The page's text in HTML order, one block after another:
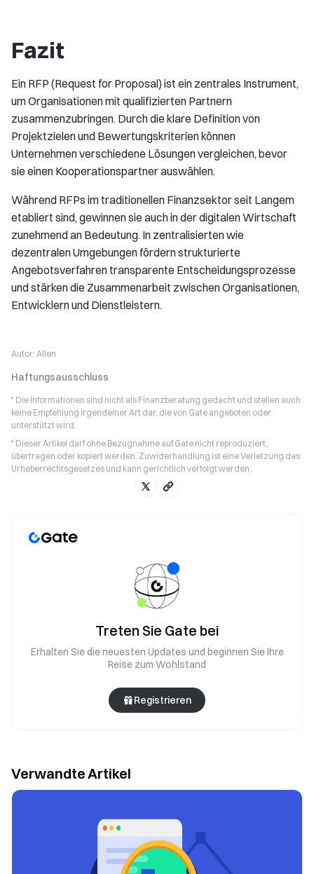
Fazit
Ein RFP (Request for Proposal) ist ein zentrales Instrument,
um Organisationen mit qualifizierten Partnern
zusammenzubringen. Durch die klare Definition von
Projektzielen und Bewertungskriterien können
Unternehmen verschiedene Lösungen vergleichen, bevor
sie einen Kooperationspartner auswählen.
Während RFPs im traditionellen Finanzsektor seit Langem
etabliert sind, gewinnen sie auch in der digitalen Wirtschaft
zunehmend an Bedeutung. In zentralisierten wie
dezentralen Umgebungen fördern strukturierte
Angebotsverfahren transparente Entscheidungsprozesse
und stärken die Zusammenarbeit zwischen Organisationen,
Entwicklern und Dienstleistern.
Autor: Allen
Haftungsausschluss
* Die Informationen sind nicht als Finanzberatung gedacht und stellen auch
keine Empfehlung irgendeiner Art dar, die von Gate angeboten oder
unterstützt wird.
* Dieser Artikel darf ohne Bezugnahme auf Gate nicht reproduziert,
übertragen oder kopiert werden. Zuwiderhandlung ist eine Verletzung des
Urheberrechtsgesetzes und kann gerichtlich verfolgt werden.
Treten Sie Gate bei
Erhalten Sie die neuesten Updates und beginnen Sie Ihre
Reise zum Wohlstand
Registrieren
Verwandte Artikel